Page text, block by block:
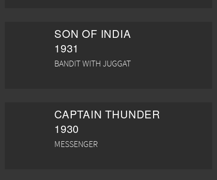
SON OF INDIA
1931
BANDIT WITH JUGGAT
CAPTAIN THUNDER
1930
MESSENGER